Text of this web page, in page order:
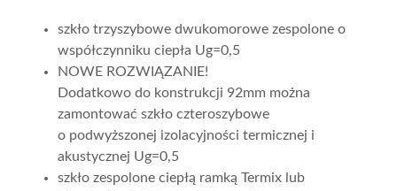
szkło trzyszybowe dwukomorowe zespolone o
współczynniku ciepła Ug=0,5
NOWE ROZWIĄZANIE!
Dodatkowo do konstrukcji 92mm można
zamontować szkło czteroszybowe
o podwyższonej izolacyjności termicznej i
akustycznej Ug=0,5
szkło zespolone ciepłą ramką Termix lub